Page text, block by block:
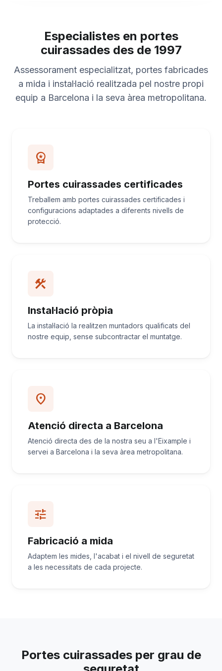
Especialistes en portes
cuirassades des de 1997
Assessorament especialitzat, portes fabricades
a mida i instal·lació realitzada pel nostre propi
equip a Barcelona i la seva àrea metropolitana.
workspace_premium
Portes cuirassades certificades
Treballem amb portes cuirassades certificades i
configuracions adaptades a diferents nivells de
protecció.
construction
Instal·lació pròpia
La instal·lació la realitzen muntadors qualificats del
nostre equip, sense subcontractar el muntatge.
location_on
Atenció directa a Barcelona
Atenció directa des de la nostra seu a l'Eixample i
servei a Barcelona i la seva àrea metropolitana.
tune
Fabricació a mida
Adaptem les mides, l'acabat i el nivell de seguretat
a les necessitats de cada projecte.
Portes cuirassades per grau de